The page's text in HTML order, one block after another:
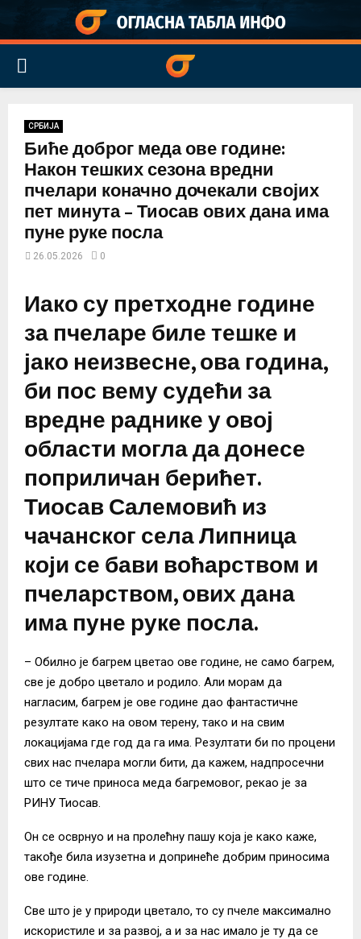
PRIMARY
СРБИЈА
Биће доброг меда ове године:
Након тешких сезона вредни
пчелари коначно дочекали својих
пет минута – Тиосав ових дана има
пуне руке посла
26.05.2026 0
Иако су претходне године
за пчеларе биле тешке и
јако неизвесне, ова година,
би пос вему судећи за
вредне раднике у овој
области могла да донесе
поприличан берићет.
Тиосав Салемовић из
чачанског села Липница
који се бави воћарством и
пчеларством, ових дана
има пуне руке посла.
– Обилно је багрем цветао ове године, не само багрем,
све је добро цветало и родило. Али морам да
нагласим, багрем је ове године дао фантастичне
резултате како на овом терену, тако и на свим
локацијама где год да га има. Резултати би по процени
свих нас пчелара могли бити, да кажем, надпросечни
што се тиче приноса меда багремовог, рекао је за
РИНУ Тиосав.
Он се осврнуо и на пролећну пашу која је како каже,
такође била изузетна и допринеће добрим приносима
ове године.
Све што је у природи цветало, то су пчеле максимално
искористиле и за развој, а и за нас имало је ту да се